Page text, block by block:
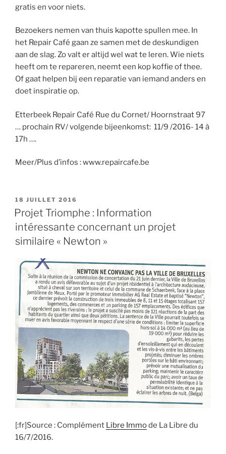
gratis en voor niets.
Bezoekers nemen van thuis kapotte spullen mee. In
het Repair Café gaan ze samen met de deskundigen
aan de slag. Zo valt er altijd wel wat te leren. Wie niets
heeft om te repareren, neemt een kop koffie of thee.
Of gaat helpen bij een reparatie van iemand anders en
doet inspiratie op.
Etterbeek Repair Café Rue du Cornet/ Hoornstraat 97
… prochain RV/ volgende bijeenkomst: 11/9 /2016- 14 à
17h ….
Meer/Plus d’infos : www.repaircafe.be
PUBLIÉ
LE
18 JUILLET 2016
Projet Triomphe : Information
intéressante concernant un projet
similaire « Newton »
[:fr]Source : Complément Libre Immode La Libre du
16/7/2016.